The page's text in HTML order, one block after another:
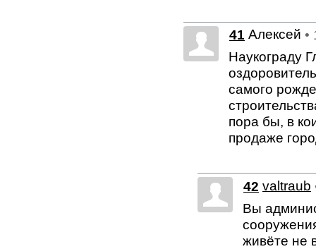
41 Алексей •
Наукограду
самого
пора бы, в
продаже
42 valtraub
Вы
живёте не